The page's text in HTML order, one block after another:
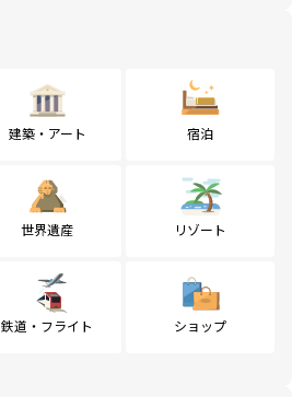
建築・アート 宿泊
世界遺産 リゾート
鉄道・フライト ショップ